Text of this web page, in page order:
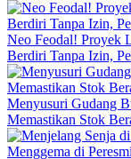
Neo Feodal! Proyek
Berdiri Tanpa Izin,
Menyusuri Gudang
Memastikan Stok